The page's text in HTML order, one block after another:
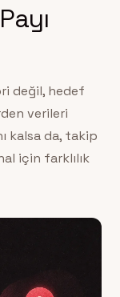
değil, hedef
verileri
kalsa da, takip
için farklılık